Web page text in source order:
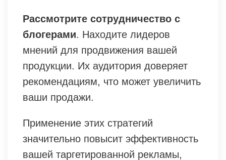
Рассмотрите сотрудничество с
блогерами. Находите лидеров
мнений для продвижения вашей
продукции. Их аудитория доверяет
рекомендациям, что может увеличить
ваши продажи.
Применение этих стратегий
значительно повысит эффективность
вашей таргетированной рекламы,